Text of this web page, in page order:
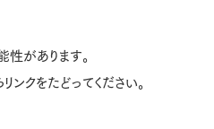
があります。
クをたどってください。